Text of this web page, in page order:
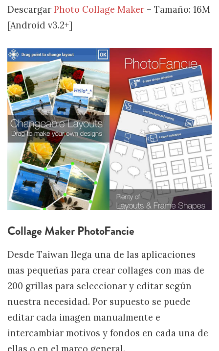
Descargar Photo Collage Maker – Tamaño: 16M
[Android v3.2+]
Collage Maker PhotoFancie
Desde Taiwan llega una de las aplicaciones
mas pequeñas para crear collages con mas de
200 grillas para seleccionar y editar según
nuestra necesidad. Por supuesto se puede
editar cada imagen manualmente e
intercambiar motivos y fondos en cada una de